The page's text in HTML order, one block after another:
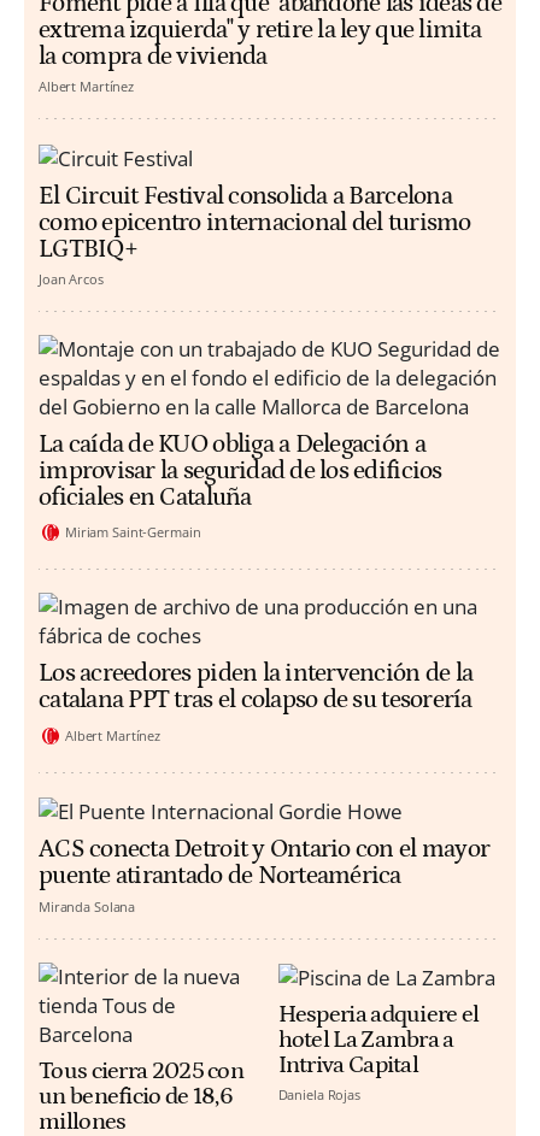
extrema izquierda" y retire la ley que limita
la compra de vivienda
Albert Martínez
El Circuit Festival consolida a Barcelona
como epicentro internacional del turismo
LGTBIQ+
Joan Arcos
La caída de KUO obliga a Delegación a
improvisar la seguridad de los edificios
oficiales en Cataluña
Miriam Saint-Germain
Los acreedores piden la intervención de la
catalana PPT tras el colapso de su tesorería
Albert Martínez
ACS conecta Detroit y Ontario con el mayor
puente atirantado de Norteamérica
Miranda Solana
Tous cierra 2025 con
un beneficio de 18,6
millones
Hesperia adquiere el
hotel La Zambra a
Intriva Capital
Daniela Rojas